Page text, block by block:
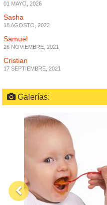
01 MAYO, 2026
Sasha
18 AGOSTO, 2022
Samuel
26 NOVIEMBRE, 2021
Cristian
17 SEPTIEMBRE, 2021
Galerías: